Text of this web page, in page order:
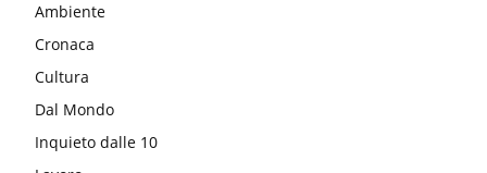
Ambiente
Cronaca
Cultura
Dal Mondo
Inquieto dalle 10